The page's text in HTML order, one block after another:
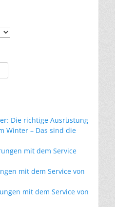
Die richtige Ausrüstung
Winter – Das sind die
mit dem Service
mit dem Service von
mit dem Service von